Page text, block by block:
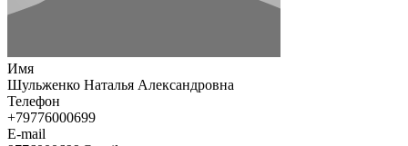
Имя
Шульженко Наталья Александровна
Телефон
+79776000699
E-mail